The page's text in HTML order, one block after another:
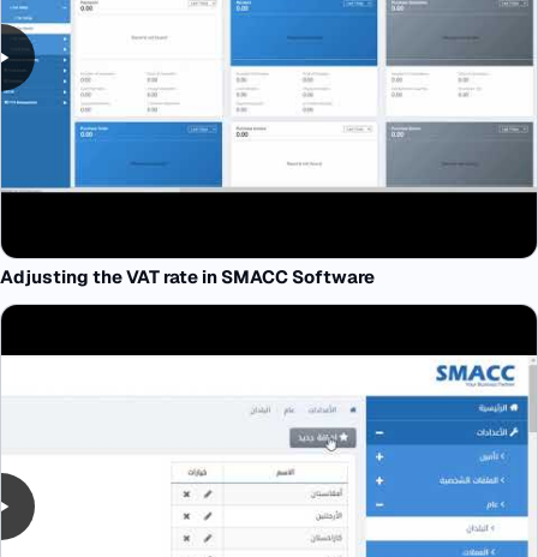
Adjusting the VAT rate in SMACC Software